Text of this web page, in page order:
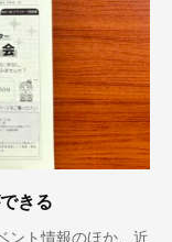
きる
ント情報のほか、近